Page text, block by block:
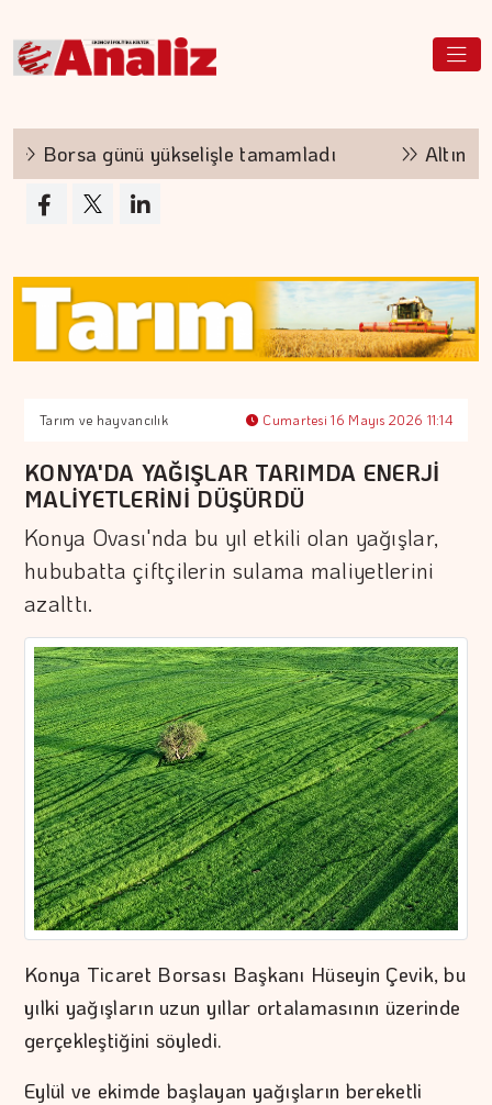
Borsa günü yükselişle tamamladı Altının
Tarım ve hayvancılık Cumartesi 16 Mayıs 2026 11:14
KONYA'DA YAĞIŞLAR TARIMDA ENERJİ
MALİYETLERİNİ DÜŞÜRDÜ
Konya Ovası'nda bu yıl etkili olan yağışlar,
hububatta çiftçilerin sulama maliyetlerini
azalttı.
Konya Ticaret Borsası Başkanı Hüseyin Çevik, bu
yılki yağışların uzun yıllar ortalamasının üzerinde
gerçekleştiğini söyledi.
Eylül ve ekimde başlayan yağışların bereketli